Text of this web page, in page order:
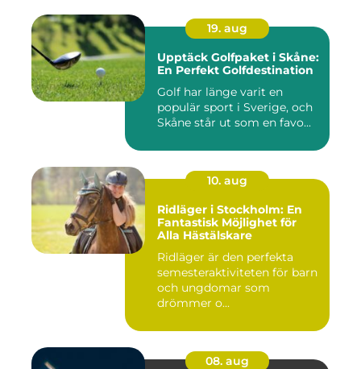
19. aug
Upptäck Golfpaket i Skåne:
En Perfekt Golfdestination
Golf har länge varit en
populär sport i Sverige, och
Skåne står ut som en favo...
10. aug
Ridläger i Stockholm: En
Fantastisk Möjlighet för
Alla Hästälskare
Ridläger är den perfekta
semesteraktiviteten för barn
och ungdomar som
drömmer o...
08. aug